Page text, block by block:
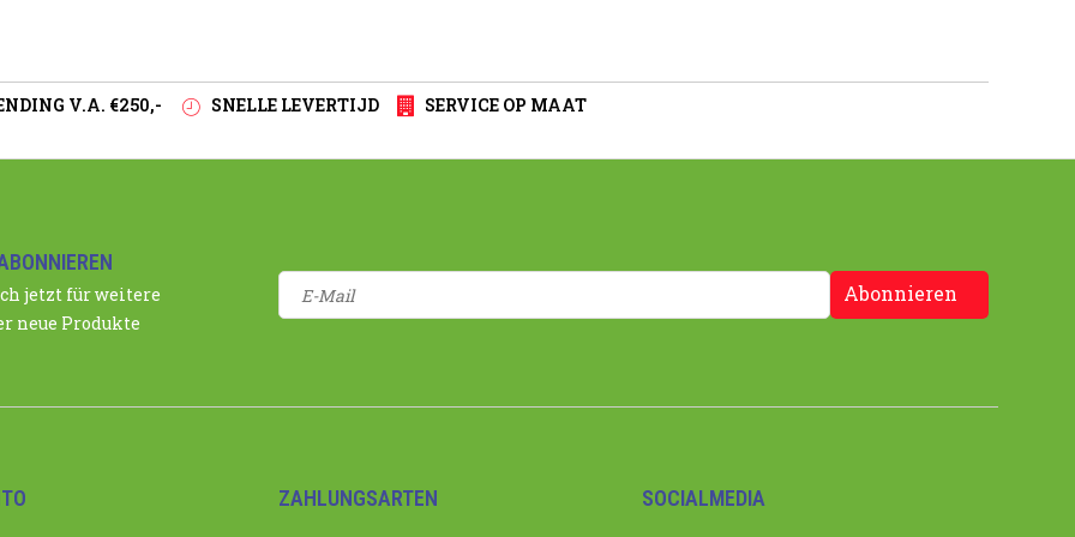
V.A. €250,- SNELLE LEVERTIJD SERVICE OP MAAT
jetzt für weitere
neue Produkte
Abonnieren
ZAHLUNGSARTEN SOCIALMEDIA